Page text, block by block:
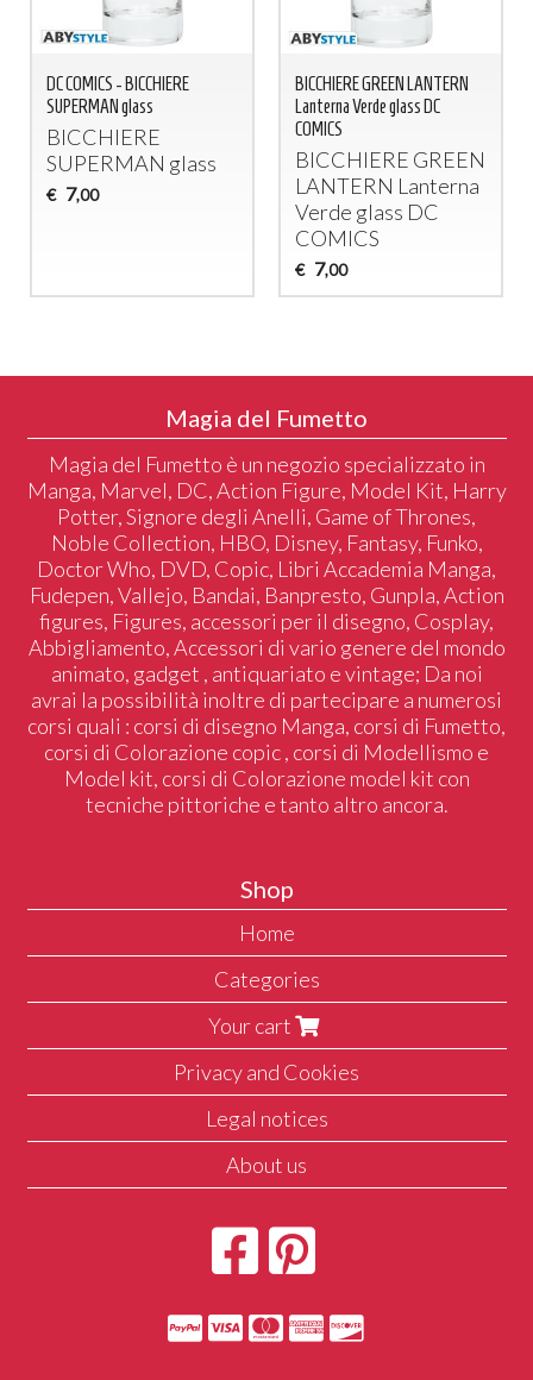
DC COMICS - BICCHIERE
SUPERMAN glass
BICCHIERE
SUPERMAN glass
€ 7,00
BICCHIERE GREEN LANTERN
Lanterna Verde glass DC
COMICS
BICCHIERE GREEN
LANTERN Lanterna
Verde glass DC
COMICS
€ 7,00
Magia del Fumetto
Magia del Fumetto è un negozio specializzato in
Manga, Marvel, DC, Action Figure, Model Kit, Harry
Potter, Signore degli Anelli, Game of Thrones,
Noble Collection, HBO, Disney, Fantasy, Funko,
Doctor Who, DVD, Copic, Libri Accademia Manga,
Fudepen, Vallejo, Bandai, Banpresto, Gunpla, Action
figures, Figures, accessori per il disegno, Cosplay,
Abbigliamento, Accessori di vario genere del mondo
animato, gadget , antiquariato e vintage; Da noi
avrai la possibilità inoltre di partecipare a numerosi
corsi quali : corsi di disegno Manga, corsi di Fumetto,
corsi di Colorazione copic , corsi di Modellismo e
Model kit, corsi di Colorazione model kit con
tecniche pittoriche e tanto altro ancora.
Shop
Home
Categories
Your cart
Privacy and Cookies
Legal notices
About us